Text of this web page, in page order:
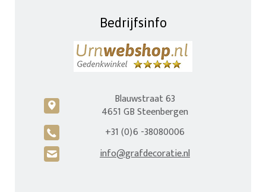
Bedrijfsinfo
c
Blauwstraat 63
4651 GB Steenbergen
A +31 (0)6 -38080006
H info@grafdecoratie.nl